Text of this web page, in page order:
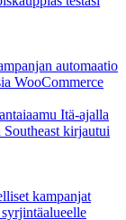
automaatio
WooCommerce
Itä-ajalla
kirjautui
kampanjat